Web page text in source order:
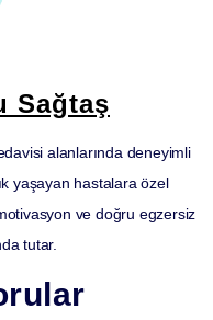
Sağtaş
alanlarında deneyimli
yaşayan hastalara özel
ve doğru egzersiz
tutar.